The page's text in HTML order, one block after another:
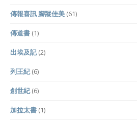
傳報喜訊 腳蹤佳美 (61)
傳道書 (1)
出埃及記(2)
列王紀(6)
創世紀(6)
加拉太書 (1)